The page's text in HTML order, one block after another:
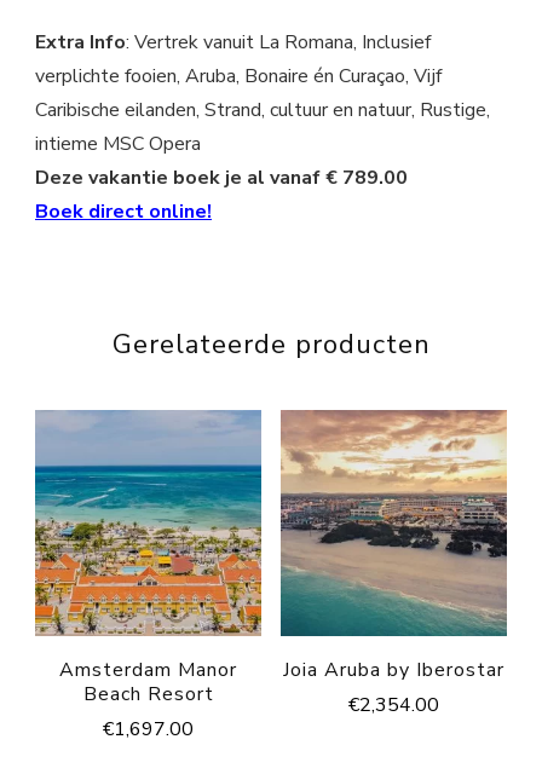
Extra Info: Vertrek vanuit La Romana, Inclusief
verplichte fooien, Aruba, Bonaire én Curaçao, Vijf
Caribische eilanden, Strand, cultuur en natuur, Rustige,
intieme MSC Opera
Deze vakantie boek je al vanaf € 789.00
Boek direct online!
Gerelateerde producten
Amsterdam Manor
Beach Resort
€1,697.00
Joia Aruba by Iberostar
€2,354.00